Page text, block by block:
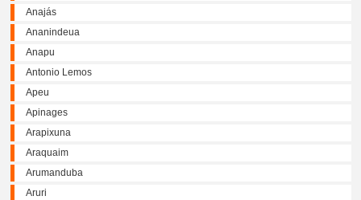
Anajás
Ananindeua
Anapu
Antonio Lemos
Apeu
Apinages
Arapixuna
Araquaim
Arumanduba
Aruri